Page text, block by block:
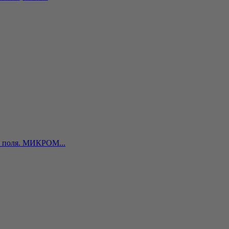
поля. МИКРОМ...